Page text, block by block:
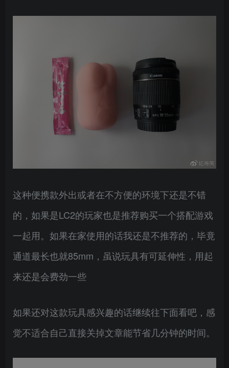
这种便携款外出或者在不方便的环境下还是不错
的，如果是LC2的玩家也是推荐购买一个搭配游戏
一起用。如果在家使用的话我还是不推荐的，毕竟
通道最长也就85mm，虽说玩具有可延伸性，用起
来还是会费劲一些
如果还对这款玩具感兴趣的话继续往下面看吧，感
觉不适合自己直接关掉文章能节省几分钟的时间。